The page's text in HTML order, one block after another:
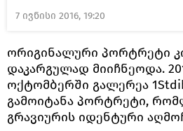
7 ივნისი 2016, 19:20
ორიგინალური პორტრეტი
დაკარგულად მიიჩნეოდა.
ოქტომბერში გალერეა
გამოიტანა პორტრეტი,
გრავიურის იდენტური